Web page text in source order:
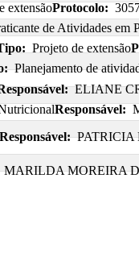
extensãoProtocolo:
de Atividades em
Projeto de extensão
Planejamento de
ELIANE
Responsável:
Responsável:
MARILDA MOREIRA